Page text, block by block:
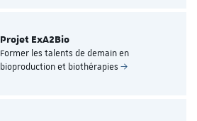
Projet ExA2Bio
Former les talents de demain en
bioproduction et biothérapies